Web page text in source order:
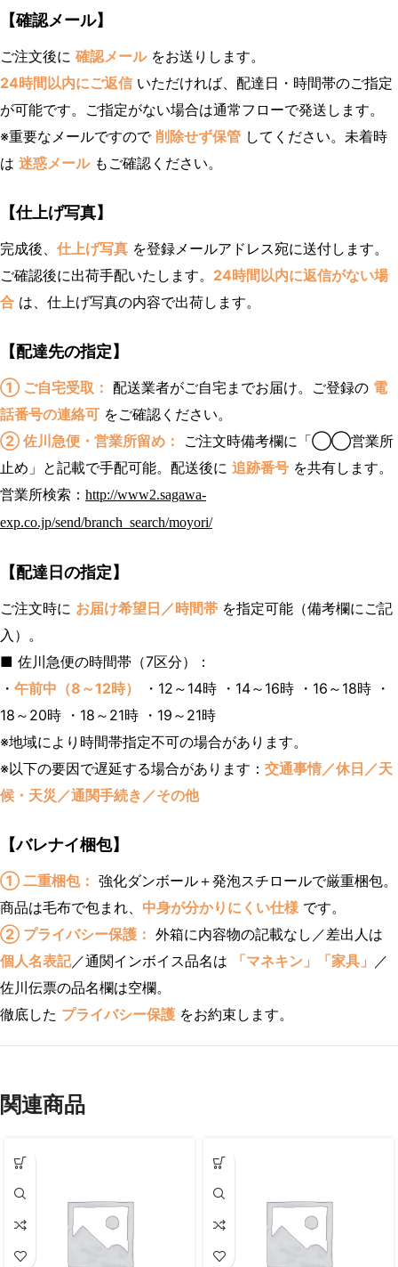
【確認メール】
ご注文後に 確認メールをお送りします。
24時間以内にご返信 いただければ、配達日・時間帯のご指定
が可能です。ご指定がない場合は通常フローで発送します。
※重要なメールですので 削除せず保管 してください。未着時
は 迷惑メールもご確認ください。
【仕上げ写真】
完成後、 仕上げ写真 を登録メールアドレス宛に送付します。
ご確認後に出荷手配いたします。 24時間以内に返信がない場
合 は、仕上げ写真の内容で出荷します。
【配達先の指定】
① ご自宅受取： 配送業者がご自宅までお届け。ご登録の 電
話番号の連絡可 をご確認ください。
② 佐川急便・営業所留め：
ご注文時備考欄に「◯◯営業所
止め」と記載で手配可能。配送後に 追跡番号 を共有します。
営業所検索： http://www2.sagawa-
exp.co.jp/send/branch_search/moyori/
【配達日の指定】
ご注文時に お届け希望日／時間帯 を指定可能（備考欄にご記
入）。
■ 佐川急便の時間帯（7区分）：
・ 午前中（8～12時）
・12～14時 ・14～16時 ・16～18時 ・
18～20時 ・18～21時 ・19～21時
※地域により時間帯指定不可の場合があります。
※以下の要因で遅延する場合があります： 交通事情／休日／天
候・天災／通関手続き／その他
【バレナイ梱包】
① 二重梱包： 強化ダンボール＋発泡スチロールで厳重梱包。
商品は毛布で包まれ、 中身が分かりにくい仕様 です。
② プライバシー保護： 外箱に内容物の記載なし／差出人は
個人名表記／通関インボイス品名は 「マネキン」「家具」 ／
佐川伝票の品名欄は空欄。
徹底した プライバシー保護 をお約束します。
関連商品